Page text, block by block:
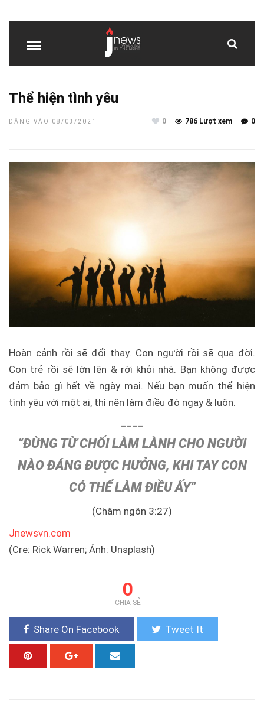
Thể hiện tình yêu
ĐĂNG VÀO 08/03/2021 0
786 Lượt xem
0
Hoàn cảnh rồi sẽ đổi thay. Con người rồi sẽ qua đời.
Con trẻ rồi sẽ lớn lên & rời khỏi nhà. Bạn không được
đảm bảo gì hết về ngày mai. Nếu bạn muốn thể hiện
tình yêu với một ai, thì nên làm điều đó ngay & luôn.
“ĐỪNG TỪ CHỐI LÀM LÀNH CHO NGƯỜI
NÀO ĐÁNG ĐƯỢC HƯỞNG, KHI TAY CON
CÓ THỂ LÀM ĐIỀU ẤY”
(Châm ngôn 3:27)
Jnewsvn.com
(Cre: Rick Warren; Ảnh: Unsplash)
0
CHIA SẺ
Share On Facebook Tweet It